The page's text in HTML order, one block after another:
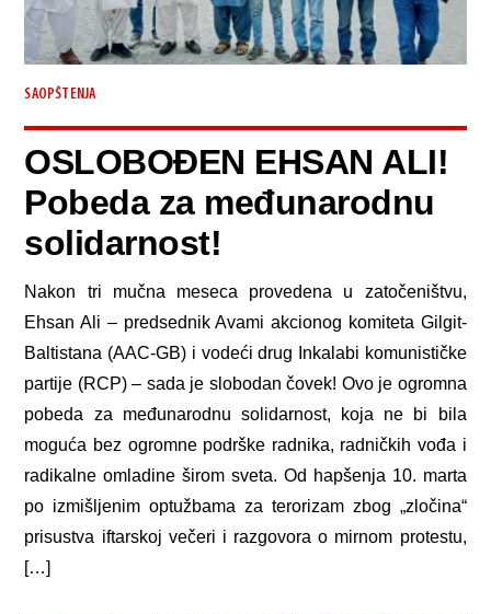
SAOPŠTENJA
OSLOBOĐEN EHSAN ALI!
Pobeda za međunarodnu
solidarnost!
Nakon tri mučna meseca provedena u zatočeništvu,
Ehsan Ali – predsednik Avami akcionog komiteta Gilgit-
Baltistana (AAC-GB) i vodeći drug Inkalabi komunističke
partije (RCP) – sada je slobodan čovek! Ovo je ogromna
pobeda za međunarodnu solidarnost, koja ne bi bila
moguća bez ogromne podrške radnika, radničkih vođa i
radikalne omladine širom sveta. Od hapšenja 10. marta
po izmišljenim optužbama za terorizam zbog „zločina“
prisustva iftarskoj večeri i razgovora o mirnom protestu,
[…]